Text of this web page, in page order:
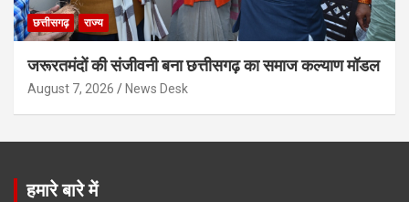
छत्तीसगढ़ राज्य
जरूरतमंदों की संजीवनी बना छत्तीसगढ़ का समाज कल्याण मॉडल
August 7, 2026 News Desk
हमारे बारे में